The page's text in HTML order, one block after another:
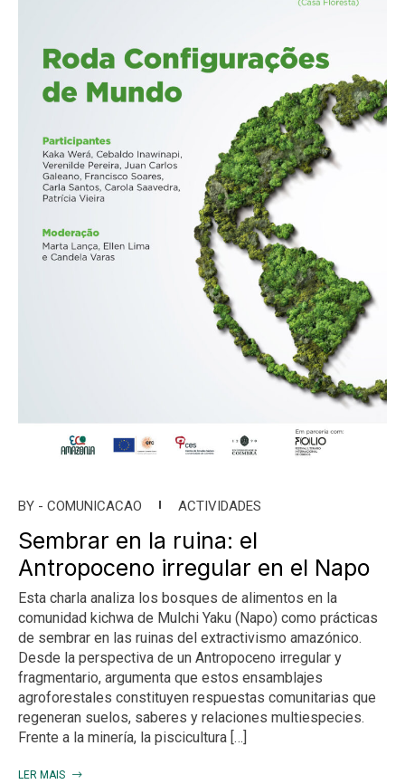
BY - COMUNICACAO ACTIVIDADES
Sembrar en la ruina: el
Antropoceno irregular en el Napo
Esta charla analiza los bosques de alimentos en la
comunidad kichwa de Mulchi Yaku (Napo) como prácticas
de sembrar en las ruinas del extractivismo amazónico.
Desde la perspectiva de un Antropoceno irregular y
fragmentario, argumenta que estos ensamblajes
agroforestales constituyen respuestas comunitarias que
regeneran suelos, saberes y relaciones multiespecies.
Frente a la minería, la piscicultura […]
LER MAIS